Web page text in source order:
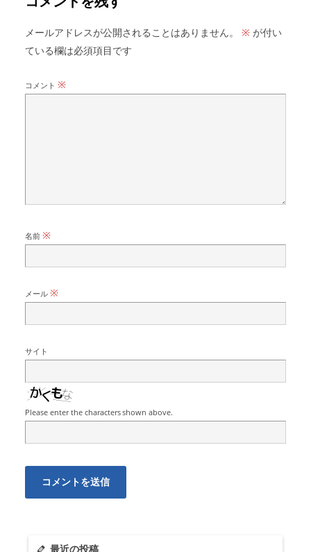
メールアドレスが公開されることはありません。 ※が付い
ている欄は必須項目です
コメント ※
名前 ※
メール ※
サイト
Please enter the characters shown above.
最近の投稿